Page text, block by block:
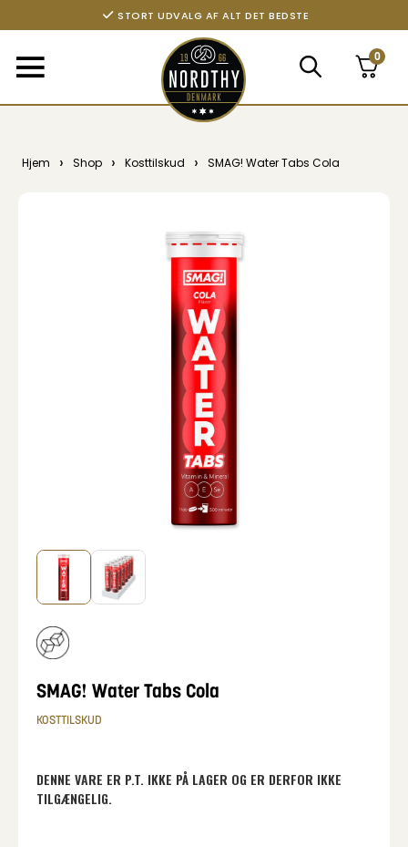
STORT UDVALG AF ALT DET BEDSTE
0
Hjem › Shop › Kosttilskud › SMAG! Water Tabs Cola
SMAG! Water Tabs Cola
KOSTTILSKUD
DENNE VARE ER P.T. IKKE PÅ LAGER OG ER DERFOR IKKE
TILGÆNGELIG.